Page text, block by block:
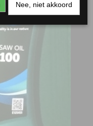
Nee, niet akkoord